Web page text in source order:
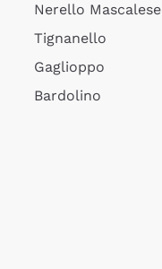
Nerello Mascalese
Tignanello
Gaglioppo
Bardolino